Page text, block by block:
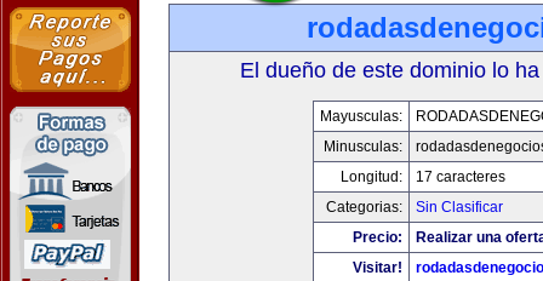
El dueño de este dominio lo
Mayusculas:
Minusculas:
Longitud:
17 caracteres
Categorias:
Sin Clasificar
Precio:
Realizar una
Visitar!